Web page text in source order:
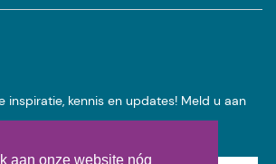
aan onze website nóg
inspiratie, kennis en updates! Meld u aan